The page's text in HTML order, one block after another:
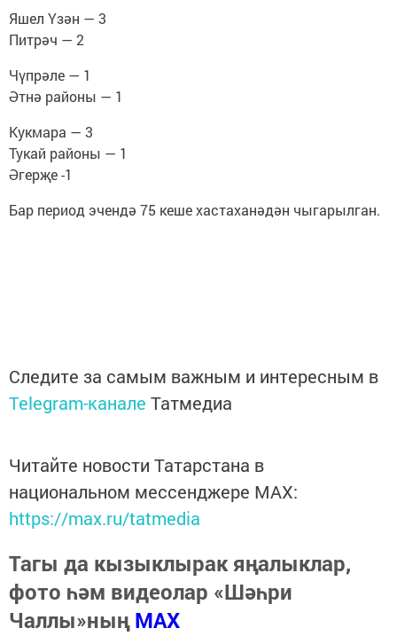
Яшел Үзән — 3
Питрәч — 2
Чүпрәле — 1
Әтнә районы — 1
Кукмара — 3
Тукай районы — 1
Әгерҗе -1
Бар период эчендә 75 кеше хастаханәдән чыгарылган.
Следите за самым важным и интересным в
Telegram-канале Татмедиа
Читайте новости Татарстана в
национальном мессенджере MАХ:
https://max.ru/tatmedia
Тагы да кызыклырак яңалыклар,
фото һәм видеолар «Шәһри
Чаллы»ныңMAX